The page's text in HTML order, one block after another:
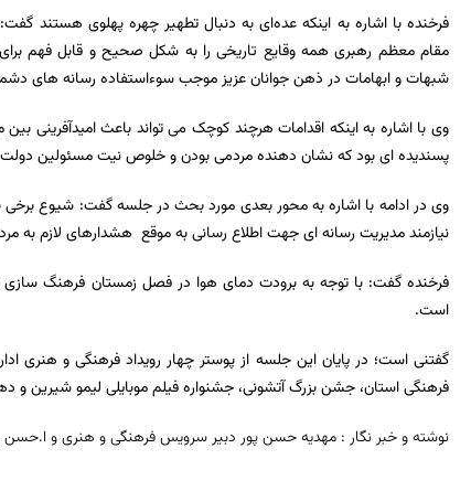
فرخنده با اشاره به اینکه عده‌ای به دنبال تطهیر چهره پهلوی هستند
مقام معظم رهبری همه وقایع تاریخی را به شکل صحیح و قابل فهم
شبهات و ابهامات در ذهن جوانان عزیز موجب سوءاستفاده رسانه های
وی با اشاره به اینکه اقدامات هرچند کوچک می تواند باعث امیدآفرینی
پسندیده ای بود که نشان دهنده مردمی بودن و خلوص نیت مسئولین
وی در ادامه با اشاره به محور بعدی مورد بحث در جلسه گفت: شیوع
نیازمند مدیریت رسانه ای جهت اطلاع رسانی به موقع هشدارهای لازم به
فرخنده گفت: با توجه به برودت دمای هوا در فصل زمستان فرهنگ‌
است.
گفتنی است؛ در پایان این جلسه از پوستر چهار رویداد فرهنگی و هنری
فرهنگی استان، جشن بزرگ آتشونی، جشنواره فیلم موبایلی لیمو شیرین
نوشته و خبر نگار : مهدیه حسن پور دبیر سرویس فرهنگی و هنری و ا.حسن